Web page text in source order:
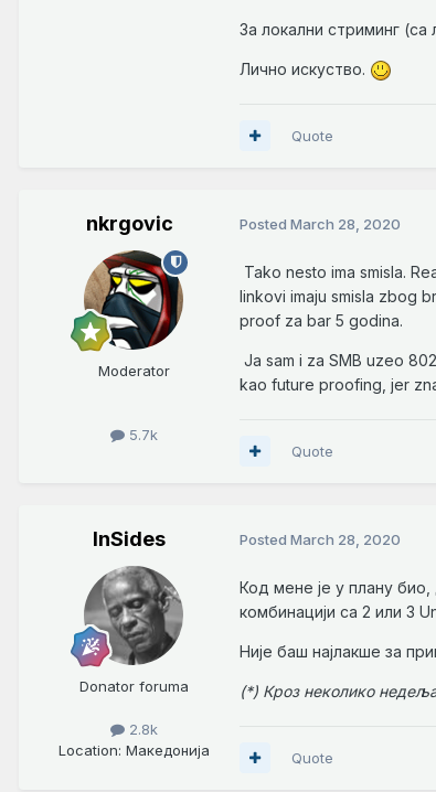
За локални стриминг
Лично искуство.
Quote
nkrgovic
Moderator
5.7k
Posted March 28, 2020
Tako nesto ima smisla.
linkovi imaju smisla zbog
proof za bar 5 godina.
Ja sam i za SMB uzeo
kao future proofing, jer
Quote
InSides
Donator foruma
2.8k
Location: Македонија
Posted March 28, 2020
Код мене је у плану био,
комбинацији са 2 или 3
Није баш најлакше за
(*) Кроз неколико
Quote